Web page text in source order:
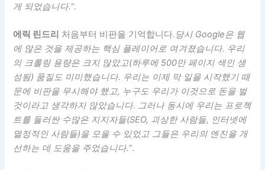
게 되었습니다.“.
에릭 린드리 처음부터 비판을 기억합니다. 당시 Google은 웹
에 많은 것을 제공하는 핵심 플레이어로 여겨졌습니다. 우리
의 크롤링 용량은 크지 않았고(하루에 500만 페이지 색인 생
성됨) 품질도 미미했습니다. 우리는 이제 막 일을 시작했기 때
문에 비판을 무시해야 했고, 누구도 우리가 이것으로 돈을 벌
것이라고 생각하지 않았습니다. 그러나 동시에 우리는 프로젝
트를 둘러싼 수많은 지지자들(SEO, 괴상한 사람들, 인터넷에
열정적인 사람들)을 모을 수 있었고 그들은 우리의 엔진을 개
선하는 데 도움을 주었습니다.“.